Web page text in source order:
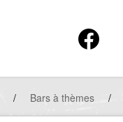
/ Bars à thèmes /